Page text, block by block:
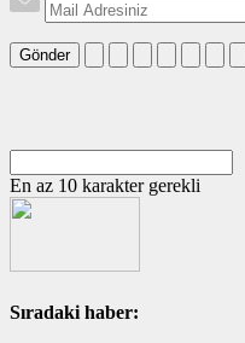
Gönder
En az 10 karakter gerekli
Sıradaki haber: